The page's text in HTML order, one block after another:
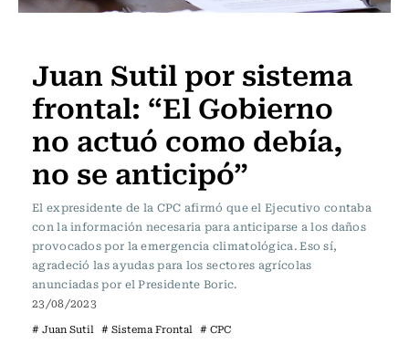
STGO
TV
EN
VIVO
STREAMING
RADIO
USACH
APP
SOY
USACH
SERVEL
Juan Sutil por sistema
frontal: “El Gobierno
no actuó como debía,
no se anticipó”
El expresidente de la CPC afirmó que el Ejecutivo contaba
con la información necesaria para anticiparse a los daños
provocados por la emergencia climatológica. Eso sí,
agradeció las ayudas para los sectores agrícolas
anunciadas por el Presidente Boric.
23/08/2023
# Juan Sutil # Sistema Frontal # CPC